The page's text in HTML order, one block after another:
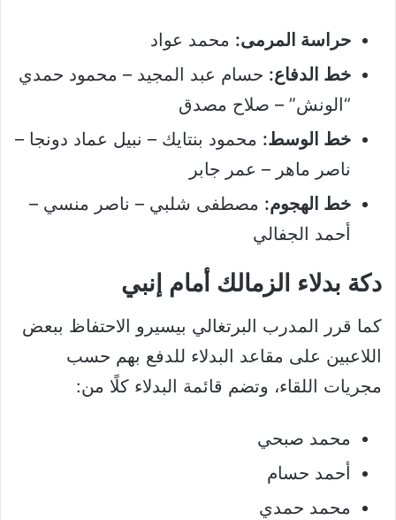
حراسة المرمى: محمد عواد
خط الدفاع: حسام عبد المجيد – محمود حمدي
“الونش” – صلاح مصدق
خط الوسط: محمود بنتايك – نبيل عماد دونجا –
ناصر ماهر – عمر جابر
خط الهجوم: مصطفى شلبي – ناصر منسي –
أحمد الجفالي
دكة بدلاء الزمالك أمام إنبي
كما قرر المدرب البرتغالي بيسيرو الاحتفاظ ببعض
اللاعبين على مقاعد البدلاء للدفع بهم حسب
مجريات اللقاء، وتضم قائمة البدلاء كلًا من:
محمد صبحي
أحمد حسام
محمد حمدي